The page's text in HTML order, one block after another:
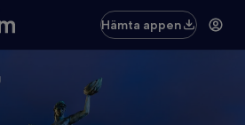
Hämta appen